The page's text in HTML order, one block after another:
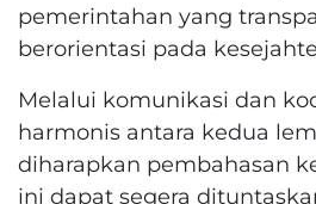
pemerintahan yang
berorientasi pada
Melalui komunikasi dan
harmonis antara kedua
diharapkan pembahasan
ini dapat segera